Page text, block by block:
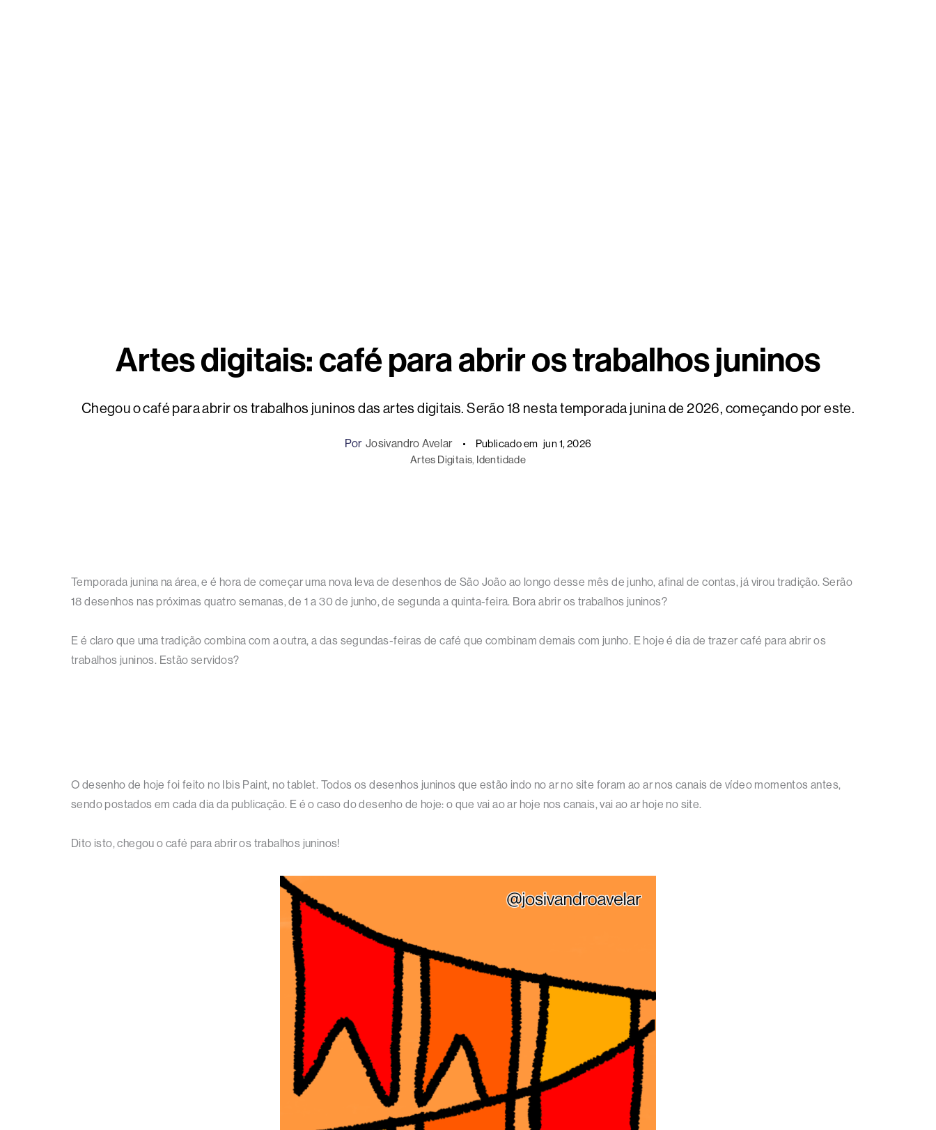
Artes digitais: café para abrir os trabalhos juninos
Chegou o café para abrir os trabalhos juninos das artes digitais. Serão 18 nesta temporada junina de 2026, começando por este.
Por Josivandro Avelar Publicado em jun 1, 2026
Artes Digitais, Identidade
Temporada junina na área, e é hora de começar uma nova leva de desenhos de São João ao longo desse mês de junho, afinal de contas, já virou tradição. Serão
18 desenhos nas próximas quatro semanas, de 1 a 30 de junho, de segunda a quinta-feira. Bora abrir os trabalhos juninos?
E é claro que uma tradição combina com a outra, a das segundas-feiras de café que combinam demais com junho. E hoje é dia de trazer café para abrir os
trabalhos juninos. Estão servidos?
O desenho de hoje foi feito no Ibis Paint, no tablet. Todos os desenhos juninos que estão indo no ar no site foram ao ar nos canais de vídeo momentos antes,
sendo postados em cada dia da publicação. E é o caso do desenho de hoje: o que vai ao ar hoje nos canais, vai ao ar hoje no site.
Dito isto, chegou o café para abrir os trabalhos juninos!